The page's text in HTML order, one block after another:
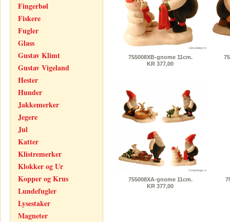
Fingerbøl
Fiskere
Fugler
Glass
Gustav Klimt
Gustav Vigeland
Hester
Hunder
Jakkemerker
Jegere
Jul
Katter
Klistremerker
Klokker og Ur
Kopper og Krus
Lundefugler
Lysestaker
Magneter
755008XB-gnome 11cm.
KR 377,00
755008XA-gnome 11cm.
KR 377,00